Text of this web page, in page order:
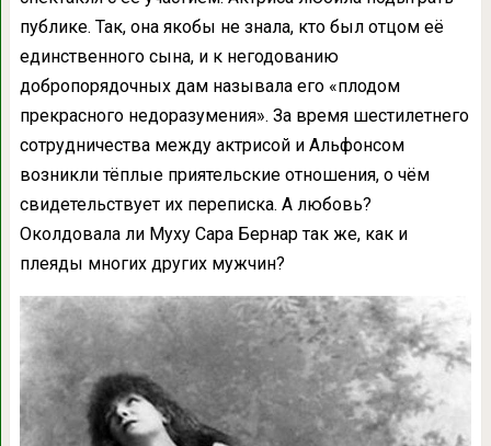
публике. Так, она якобы не знала, кто был отцом её
единственного сына, и к негодованию
добропорядочных дам называла его «плодом
прекрасного недоразумения». За время шестилетнего
сотрудничества между актрисой и Альфонсом
возникли тёплые приятельские отношения, о чём
свидетельствует их переписка. А любовь?
Околдовала ли Муху Сара Бернар так же, как и
плеяды многих других мужчин?